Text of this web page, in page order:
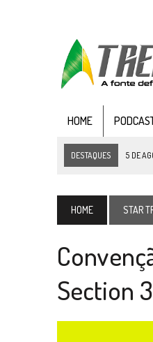
HOME
DESTAQUES 5 DE
3 DE AGOSTO DE 2026 |
|
1 DE AGOSTO DE 2026
31 DE JULHO DE 2026 |
HOME STAR
Section